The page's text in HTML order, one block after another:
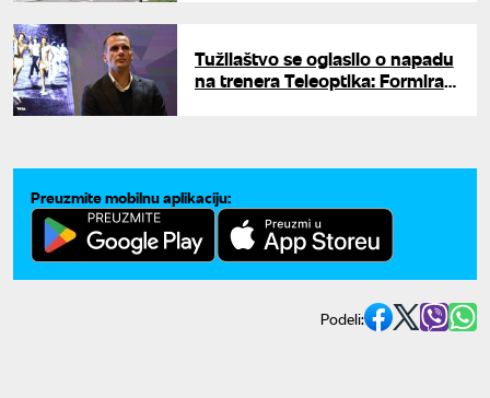
Tužilaštvo se oglasilo o napadu
na trenera Teleoptika: Formiran
Preuzmite mobilnu aplikaciju:
Podeli: